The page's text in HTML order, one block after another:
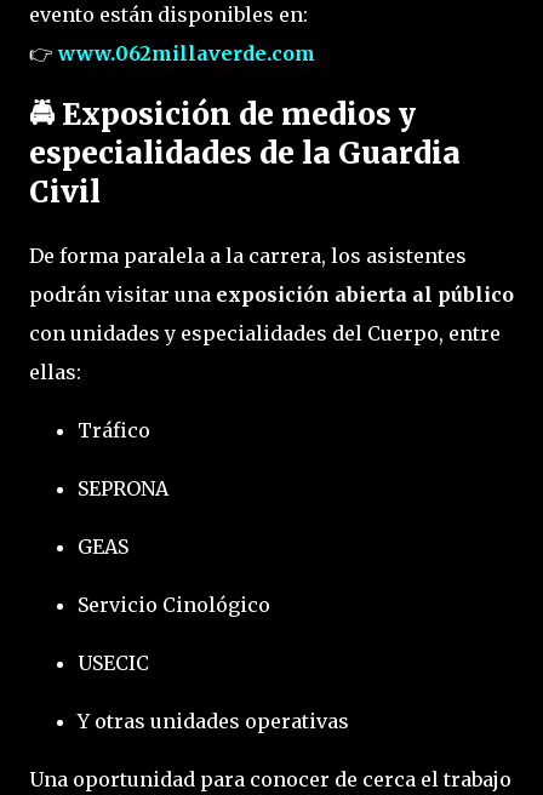
evento están disponibles en:
👉 www.062millaverde.com
🚔 Exposición de medios y
especialidades de la Guardia
Civil
De forma paralela a la carrera, los asistentes
podrán visitar una exposición abierta al público
con unidades y especialidades del Cuerpo, entre
ellas:
Tráfico
SEPRONA
GEAS
Servicio Cinológico
USECIC
Y otras unidades operativas
Una oportunidad para conocer de cerca el trabajo